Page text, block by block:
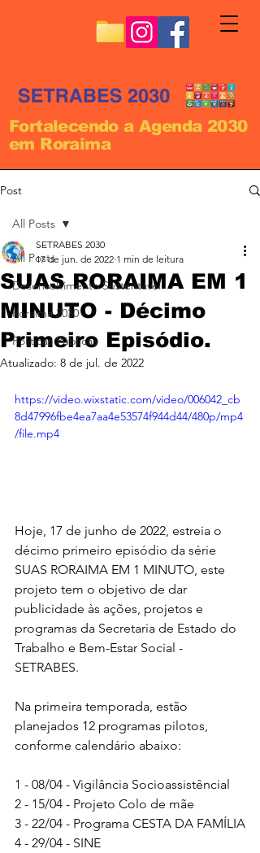
Fortalecendo a Agenda 2030
em Roraima
Post
All Posts
Desenvolvimento Sustentável
Roraima 2030
Políticas Públicas
All Posts
SUAS RORAIMA EM 1
MINUTO - Décimo
Primeiro Episódio.
SETRABES 2030
17 de jun. de 2022 1 min de leitura
Atualizado: 8 de jul. de 2022
https://video.wixstatic.com/video/006042_cb
8d47996fbe4ea7aa4e53574f944d44/480p/mp4
/file.mp4
Hoje, 17 de junho de 2022, estreia o
décimo primeiro episódio da série
SUAS RORAIMA EM 1 MINUTO, este
projeto tem o objetivo de dar
publicidade às ações, projetos e
programas da Secretaria de Estado do
Trabalho e Bem-Estar Social -
SETRABES.
Na primeira temporada, estão
planejados 12 programas pilotos,
conforme calendário abaixo:
1 - 08/04 - Vigilância Socioassistêncial
2 - 15/04 - Projeto Colo de mãe
3 - 22/04 - Programa CESTA DA FAMÍLIA
4 - 29/04 - SINE